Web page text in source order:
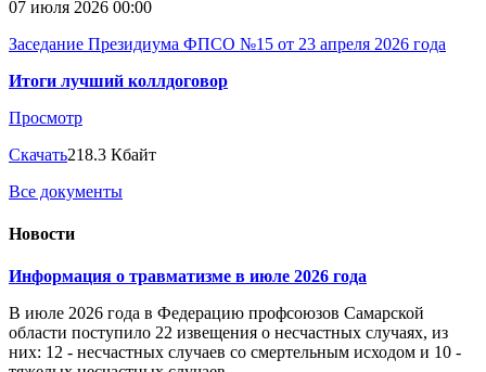
07 июля 2026 00:00
Заседание Президиума ФПСО №15 от 23 апреля 2026 года
Итоги лучший коллдоговор
Просмотр
Скачать218.3 Кбайт
Все документы
Новости
Информация о травматизме в июле 2026 года
В июле 2026 года в Федерацию профсоюзов Самарской
области поступило 22 извещения о несчастных случаях, из
них: 12 - несчастных случаев со смертельным исходом и 10 -